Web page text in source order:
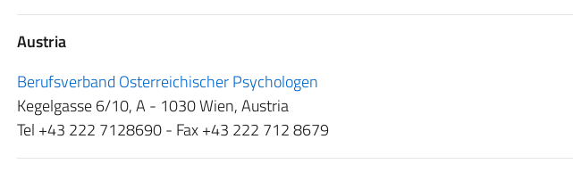
Austria
Berufsverband Osterreichischer Psychologen
Kegelgasse 6/10, A - 1030 Wien, Austria
Tel +43 222 7128690 - Fax +43 222 712 8679